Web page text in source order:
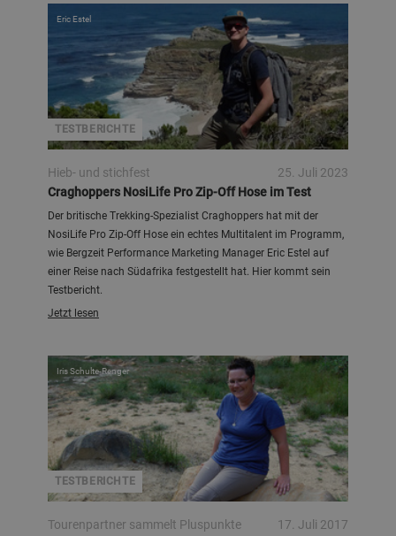
TESTBERICHTE
Eric Estel
Hieb- und stichfest
25. Juli 2023
Craghoppers NosiLife Pro Zip-Off Hose im Test
Der britische Trekking-Spezialist Craghoppers hat mit der
NosiLife Pro Zip-Off Hose ein echtes Multitalent im Programm,
wie Bergzeit Performance Marketing Manager Eric Estel auf
einer Reise nach Südafrika festgestellt hat. Hier kommt sein
Testbericht.
Jetzt lesen
TESTBERICHTE
Iris Schulte-Renger
Tourenpartner sammelt Pluspunkte
17. Juli 2017